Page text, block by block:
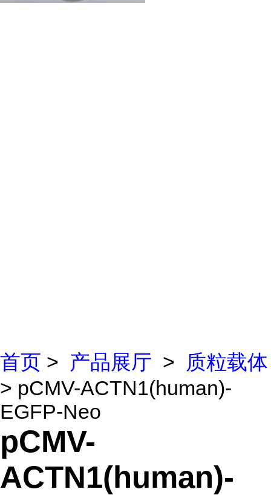
首页 > 产品展厅 >
质粒载体
> pCMV-ACTN1(human)-
EGFP-Neo
pCMV-
ACTN1(human)-